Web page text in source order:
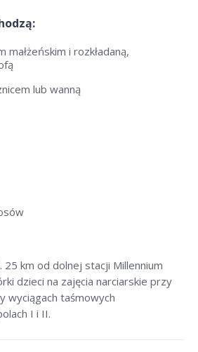
małżeńskim i rozkładaną,
lub wanną
km od dolnej stacji Millennium
dzieci na zajęcia narciarskie przy
wyciągach taśmowych
I i II.